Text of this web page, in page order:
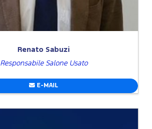
Renato Sabuzi
Responsabile Salone Usato
E-MAIL